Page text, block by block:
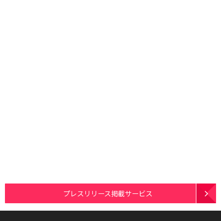
プレスリリース掲載サービス